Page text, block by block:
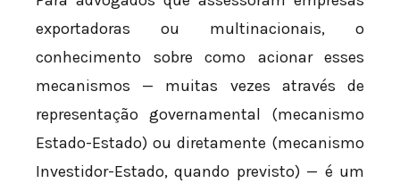
exportadoras ou multinacionais, o
conhecimento sobre como acionar esses
mecanismos — muitas vezes através de
representação governamental (mecanismo
Estado-Estado) ou diretamente (mecanismo
Investidor-Estado, quando previsto) — é um